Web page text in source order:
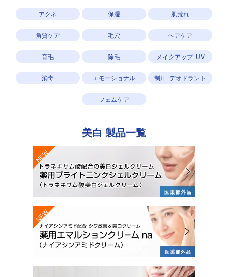
アクネ 保湿 肌荒れ
角質ケア 毛穴 ヘアケア
育毛 除毛 メイクアップ･UV
消毒 エモーショナル 制汗･デオドラント
フェムケア
美白 製品一覧